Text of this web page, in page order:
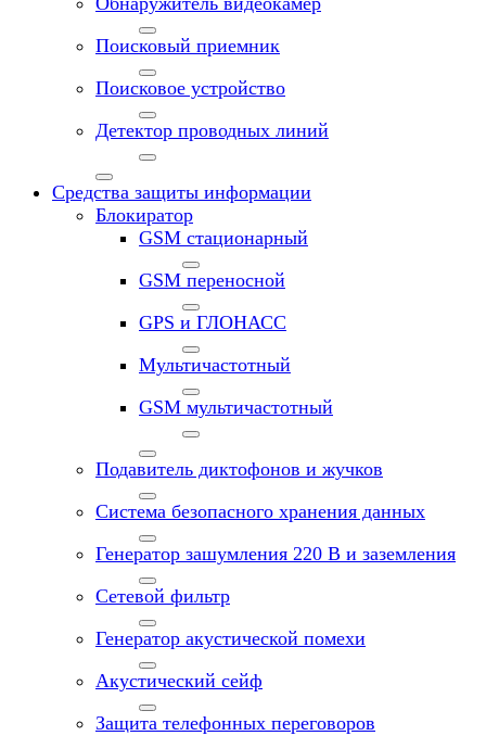
Поисковый приемник
Поисковое устройство
Детектор проводных линий
Средства защиты информации
Блокиратор
GSM стационарный
GSM переносной
GPS и ГЛОНАСС
Мультичастотный
GSM мультичастотный
Подавитель диктофонов и жучков
Система безопасного хранения данных
Генератор зашумления 220 В и заземления
Сетевой фильтр
Генератор акустической помехи
Акустический сейф
Защита телефонных переговоров